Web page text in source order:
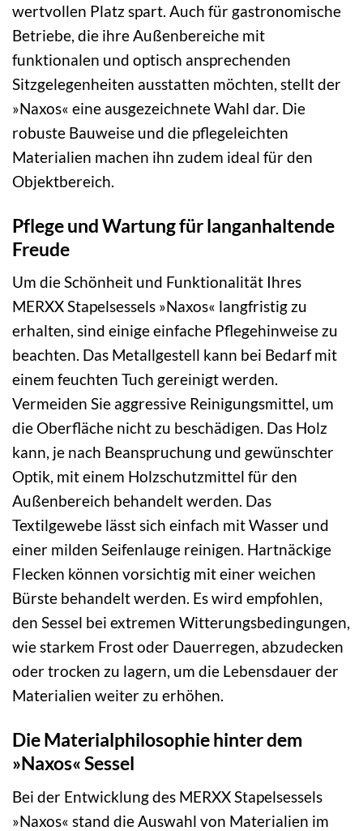
wertvollen Platz spart. Auch für gastronomische
Betriebe, die ihre Außenbereiche mit
funktionalen und optisch ansprechenden
Sitzgelegenheiten ausstatten möchten, stellt der
»Naxos« eine ausgezeichnete Wahl dar. Die
robuste Bauweise und die pflegeleichten
Materialien machen ihn zudem ideal für den
Objektbereich.
Pflege und Wartung für langanhaltende
Freude
Um die Schönheit und Funktionalität Ihres
MERXX Stapelsessels »Naxos« langfristig zu
erhalten, sind einige einfache Pflegehinweise zu
beachten. Das Metallgestell kann bei Bedarf mit
einem feuchten Tuch gereinigt werden.
Vermeiden Sie aggressive Reinigungsmittel, um
die Oberfläche nicht zu beschädigen. Das Holz
kann, je nach Beanspruchung und gewünschter
Optik, mit einem Holzschutzmittel für den
Außenbereich behandelt werden. Das
Textilgewebe lässt sich einfach mit Wasser und
einer milden Seifenlauge reinigen. Hartnäckige
Flecken können vorsichtig mit einer weichen
Bürste behandelt werden. Es wird empfohlen,
den Sessel bei extremen Witterungsbedingungen,
wie starkem Frost oder Dauerregen, abzudecken
oder trocken zu lagern, um die Lebensdauer der
Materialien weiter zu erhöhen.
Die Materialphilosophie hinter dem
»Naxos« Sessel
Bei der Entwicklung des MERXX Stapelsessels
»Naxos« stand die Auswahl von Materialien im